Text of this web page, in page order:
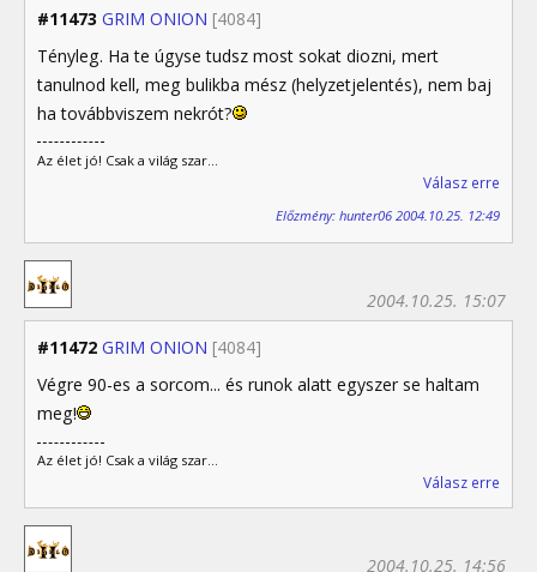
#11473 GRIM ONION [4084]
Tényleg. Ha te úgyse tudsz most sokat diozni, mert
tanulnod kell, meg bulikba mész (helyzetjelentés), nem baj
ha továbbviszem nekrót?
Az élet jó! Csak a világ szar...
Válasz erre
Előzmény: hunter06 2004.10.25. 12:49
#11472 GRIM ONION [4084]
2004.10.25. 15:07
Végre 90-es a sorcom... és runok alatt egyszer se haltam
meg!
Az élet jó! Csak a világ szar...
Válasz erre
2004.10.25. 14:56